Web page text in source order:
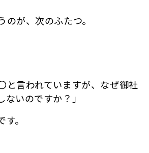
のが、次のふたつ。
と言われていますが、なぜ御社
いのですか？」
。